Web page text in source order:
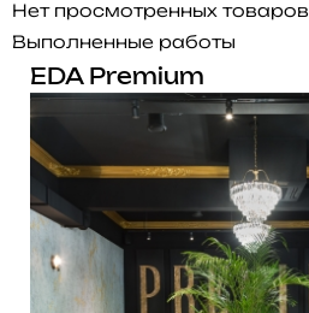
Нет просмотренных товаров
Выполненные работы
EDA Premium